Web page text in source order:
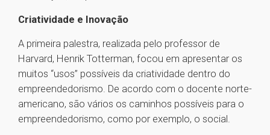
Criatividade e Inovação
A primeira palestra, realizada pelo professor de
Harvard, Henrik Totterman, focou em apresentar os
muitos “usos” possíveis da criatividade dentro do
empreendedorismo. De acordo com o docente norte-
americano, são vários os caminhos possíveis para o
empreendedorismo, como por exemplo, o social.